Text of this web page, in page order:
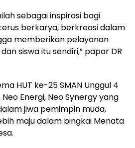
sebagai inspirasi bagi
berkarya, berkreasi dalam
memberikan pelayanan
siswa itu sendiri,” papar DR
HUT ke-25 SMAN Unggul 4
Energi, Neo Synergy yang
jiwa pemimpin muda,
maju dalam bingkai Menata